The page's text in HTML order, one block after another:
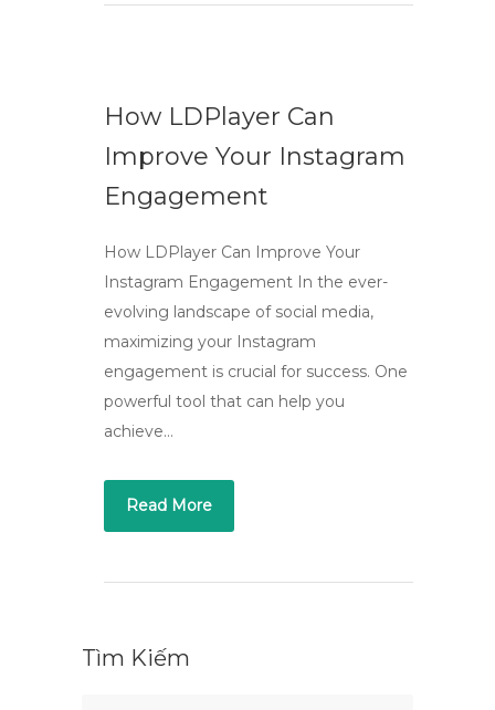
How LDPlayer Can
Improve Your Instagram
Engagement
How LDPlayer Can Improve Your
Instagram Engagement In the ever-
evolving landscape of social media,
maximizing your Instagram
engagement is crucial for success. One
powerful tool that can help you
achieve…
Read More
Tìm Kiếm